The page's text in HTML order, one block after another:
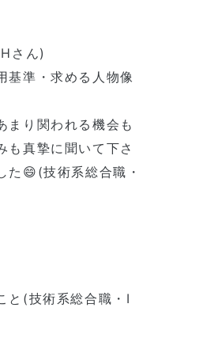
さん)
基準・求める人物像
まり関われる機会も
も真摯に聞いて下さ
た😄(技術系総合職・
と(技術系総合職・I